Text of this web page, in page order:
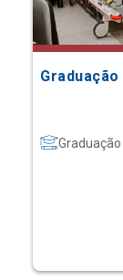
Graduação